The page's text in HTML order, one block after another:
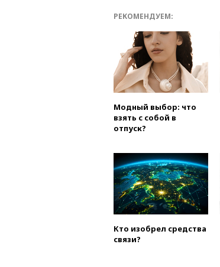
РЕКОМЕНДУЕМ:
Модный выбор: что
взять с собой в
отпуск?
Кто изобрел средства
связи?